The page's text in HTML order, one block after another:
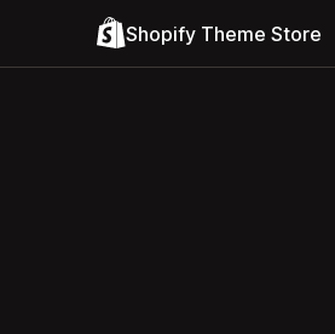
Shopify Theme Store